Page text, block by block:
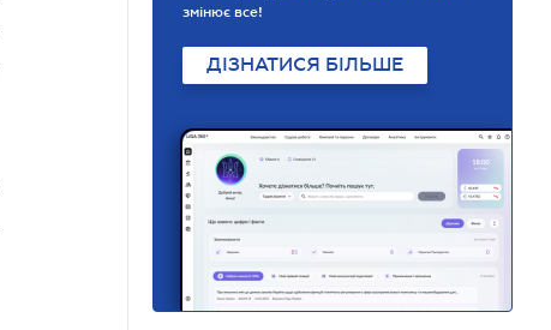
змінює все!
ДІЗНАТИСЯ БІЛЬШЕ